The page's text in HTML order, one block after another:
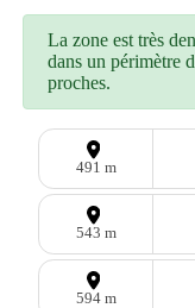
La zone est très
dans un périmètre
proches.
491 m
543 m
594 m